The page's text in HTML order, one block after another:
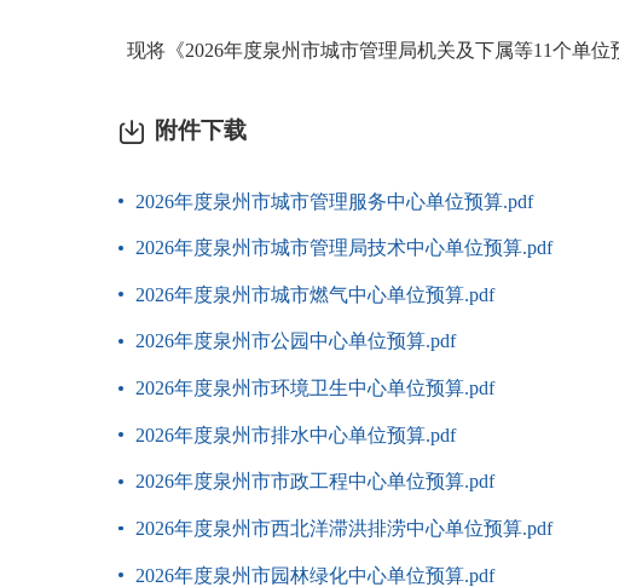
现将《2026年度泉州市城市管理局机关及下属等11个单位
附件下载
2026年度泉州市城市管理服务中心单位预算.pdf
2026年度泉州市城市管理局技术中心单位预算.pdf
2026年度泉州市城市燃气中心单位预算.pdf
2026年度泉州市公园中心单位预算.pdf
2026年度泉州市环境卫生中心单位预算.pdf
2026年度泉州市排水中心单位预算.pdf
2026年度泉州市市政工程中心单位预算.pdf
2026年度泉州市西北洋滞洪排涝中心单位预算.pdf
2026年度泉州市园林绿化中心单位预算.pdf